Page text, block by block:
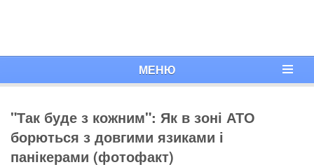
МЕНЮ
"Так буде з кожним": Як в зоні АТО
борються з довгими язиками і
панікерами (фотофакт)